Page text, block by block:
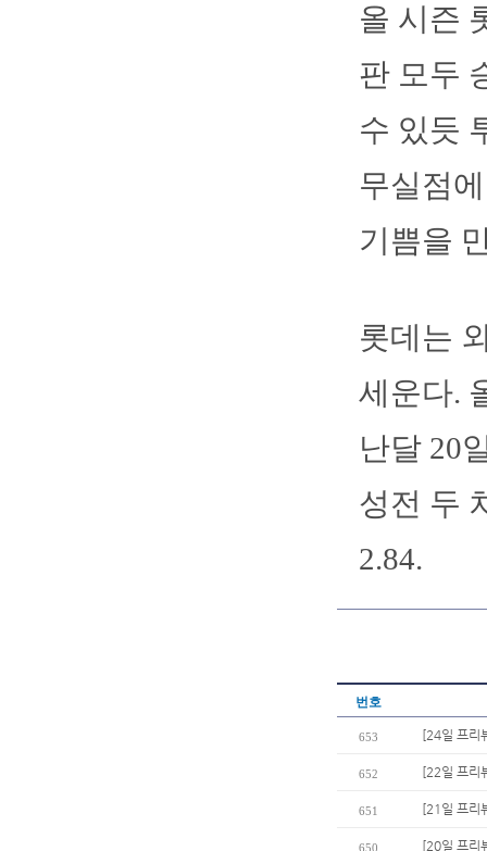
올 시즌
판 모두
수 있듯
무실점
기쁨을
롯데는
세운다.
난달 20
성전 두
2.84.
번호
653 [24일 프리
652 [22일 프리
651 [21일 프리
650 [20일 프리